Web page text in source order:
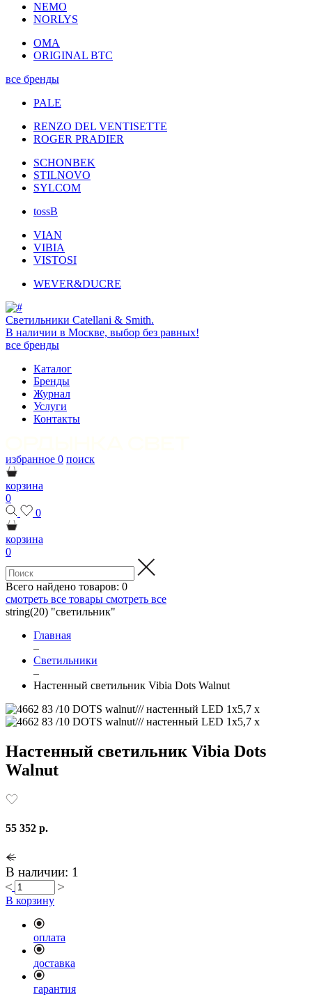
NEMO
NORLYS
OMA
ORIGINAL BTC
все бренды
PALE
RENZO DEL VENTISETTE
ROGER PRADIER
SCHONBEK
STILNOVO
SYLCOM
tossB
VIAN
VIBIA
VISTOSI
WEVER&DUCRE
Светильники Catellani & Smith.
В наличии в Москве, выбор без равных!
все бренды
Каталог
Бренды
Журнал
Услуги
Контакты
избранное 0 поиск
корзина
0
0
корзина
0
Всего найдено товаров: 0
смотреть все товары смотреть все
string(20) "светильник"
Главная
–
Светильники
–
Настенный светильник Vibia Dots Walnut
Настенный светильник Vibia Dots
Walnut
55 352 р.
В наличии: 1
В корзину
оплата
доставка
гарантия